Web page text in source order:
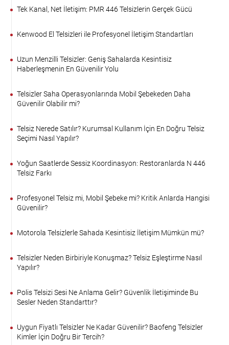
Tek Kanal, Net İletişim: PMR 446 Telsizlerin Gerçek Gücü
Kenwood El Telsizleri ile Profesyonel İletişim Standartları
Uzun Menzilli Telsizler: Geniş Sahalarda Kesintisiz
Haberleşmenin En Güvenilir Yolu
Telsizler Saha Operasyonlarında Mobil Şebekeden Daha
Güvenilir Olabilir mi?
Telsiz Nerede Satılır? Kurumsal Kullanım İçin En Doğru Telsiz
Seçimi Nasıl Yapılır?
Yoğun Saatlerde Sessiz Koordinasyon: Restoranlarda N 446
Telsiz Farkı
Profesyonel Telsiz mi, Mobil Şebeke mi? Kritik Anlarda Hangisi
Güvenilir?
Motorola Telsizlerle Sahada Kesintisiz İletişim Mümkün mü?
Telsizler Neden Birbiriyle Konuşmaz? Telsiz Eşleştirme Nasıl
Yapılır?
Polis Telsizi Sesi Ne Anlama Gelir? Güvenlik İletişiminde Bu
Sesler Neden Standarttır?
Uygun Fiyatlı Telsizler Ne Kadar Güvenilir? Baofeng Telsizler
Kimler İçin Doğru Bir Tercih?